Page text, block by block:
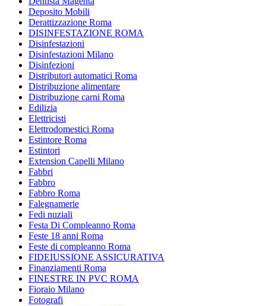
Deposito Mobili
Derattizzazione Roma
DISINFESTAZIONE ROMA
Disinfestazioni
Disinfestazioni Milano
Disinfezioni
Distributori automatici Roma
Distribuzione alimentare
Distribuzione carni Roma
Edilizia
Elettricisti
Elettrodomestici Roma
Estintore Roma
Estintori
Extension Capelli Milano
Fabbri
Fabbro
Fabbro Roma
Falegnamerie
Fedi nuziali
Festa Di Compleanno Roma
Feste 18 anni Roma
Feste di compleanno Roma
FIDEIUSSIONE ASSICURATIVA
Finanziamenti Roma
FINESTRE IN PVC ROMA
Fioraio Milano
Fotografi